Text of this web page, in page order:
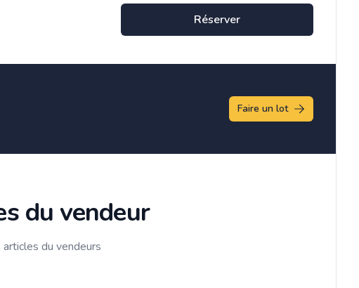
Réserver
Faire un lot
du vendeur
du vendeurs